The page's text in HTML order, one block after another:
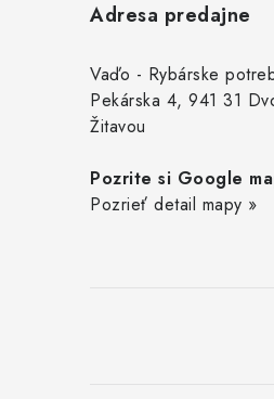
Adresa predajne
Vaďo - Rybárske
Pekárska 4, 941 31
Žitavou
Pozrite si Google
Pozrieť detail mapy »